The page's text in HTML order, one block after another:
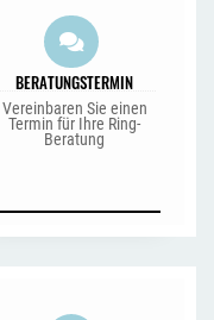
BERATUNGSTERMIN
Vereinbaren Sie einen
Termin für Ihre Ring-
Beratung